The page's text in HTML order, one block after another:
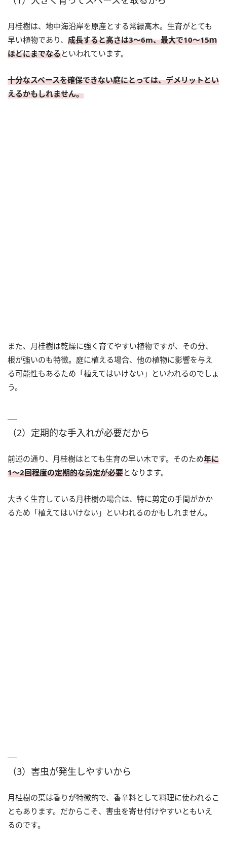
月桂樹は、地中海沿岸を原産とする常緑高木。生育がとても
早い植物であり、 成長すると高さは3～6m、最大で10～15ｍ
ほどにまでなるといわれています。
十分なスペースを確保できない庭にとっては、デメリットとい
えるかもしれません。
また、月桂樹は乾燥に強く育てやすい植物ですが、その分、
根が強いのも特徴。庭に植える場合、他の植物に影響を与え
る可能性もあるため「植えてはいけない」といわれるのでしょ
う。
（2）定期的な手入れが必要だから
前述の通り、月桂樹はとても生育の早い木です。そのため年に
1～2回程度の定期的な剪定が必要となります。
大きく生育している月桂樹の場合は、特に剪定の手間がかか
るため「植えてはいけない」といわれるのかもしれません。
（3）害虫が発生しやすいから
月桂樹の葉は香りが特徴的で、香辛料として料理に使われるこ
ともあります。だからこそ、害虫を寄せ付けやすいともいえ
るのです。